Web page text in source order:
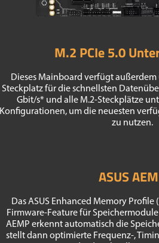
M.2 PCIe 5.0
Dieses Mainboard verfügt außerdem
Steckplatz für die schnellsten
Gbit/s* und alle M.2-Steckplätze
Konfigurationen, um die neuesten
zu nutzen.
ASUS
Das ASUS Enhanced Memory Profile
Firmware-Feature für
AEMP erkennt automatisch die
stellt dann optimierte Frequenz-,